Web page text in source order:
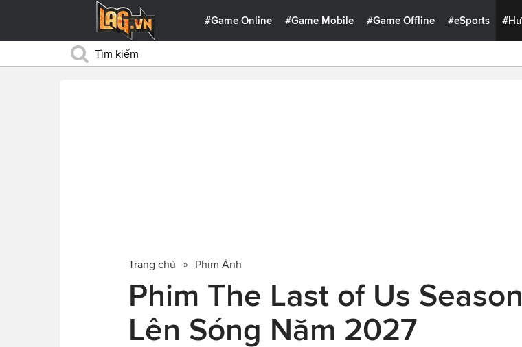
#Game Online #Game Mobile #Game Offline #eSports
Trang chủ Phim Ảnh
Phim The Last of Us
Lên Sóng Năm 2027